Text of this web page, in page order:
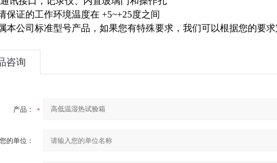
保证的工作环境温度在 +5~+25度之间
本公司标准型号产品，如果您有特殊要求，我们可以根据您的要求
咨询
产品：
您的单位：